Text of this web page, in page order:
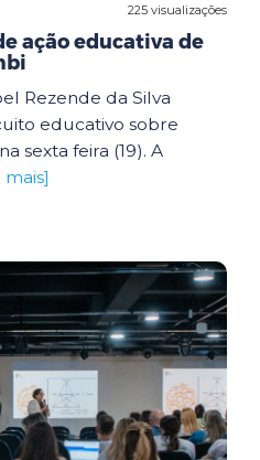
225 visualizações
ação educativa de
Rezende da Silva
educativo sobre
sexta feira (19). A
mais]